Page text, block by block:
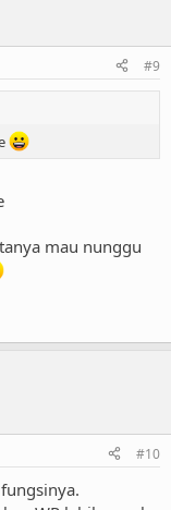
#9
mau nunggu
#10